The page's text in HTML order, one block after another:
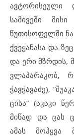
ავტორისეული
სამივეში
წუთისოფელში
ქვეყანასა და
და ერი მზრდის,
ვლაპარაკობ,
ჭავჭავაძე),
ცისა” (აკაკი
მიწად და ცას
ამას მოჰყვა